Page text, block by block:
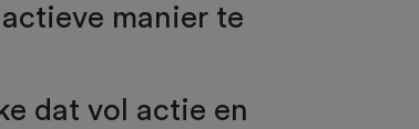
manier te
dat vol actie en